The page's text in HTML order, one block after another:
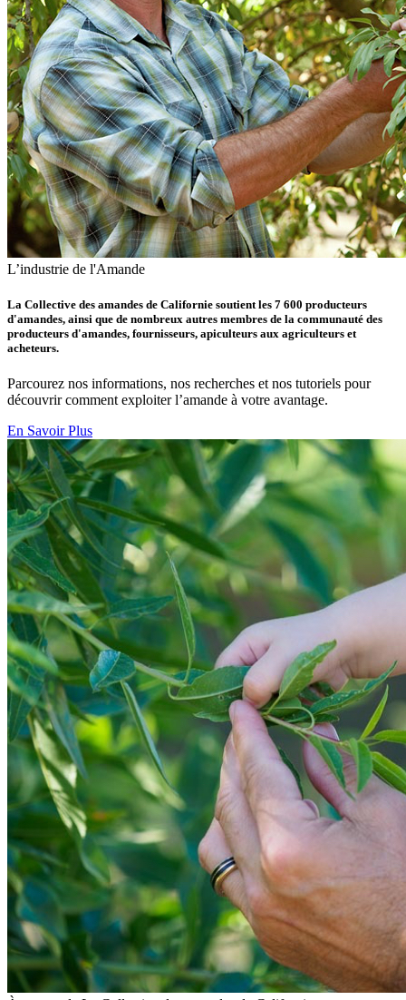
L’industrie de l'Amande
La Collective des amandes de Californie soutient les 7 600 producteurs
d'amandes, ainsi que de nombreux autres membres de la communauté des
producteurs d'amandes, fournisseurs, apiculteurs aux agriculteurs et
acheteurs.
Parcourez nos informations, nos recherches et nos tutoriels pour
découvrir comment exploiter l’amande à votre avantage.
En Savoir Plus